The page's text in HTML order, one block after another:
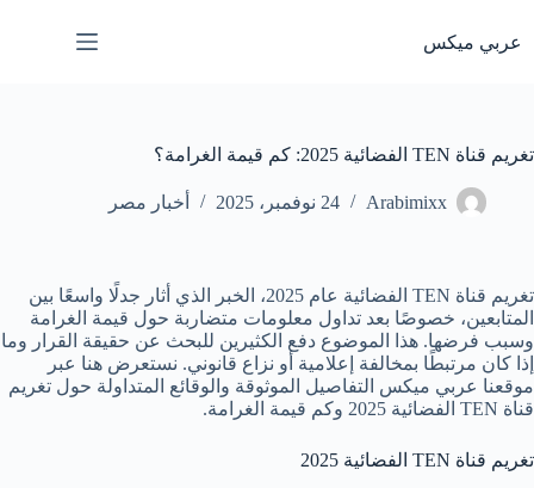
المحتوى
عربي ميكس
تغريم قناة TEN الفضائية 2025: كم قيمة الغرامة؟
Arabimixx 24 نوفمبر، 2025 أخبار مصر
تغريم قناة TEN الفضائية عام 2025، الخبر الذي أثار جدلًا واسعًا بين
المتابعين، خصوصًا بعد تداول معلومات متضاربة حول قيمة الغرامة
وسبب فرضها. هذا الموضوع دفع الكثيرين للبحث عن حقيقة القرار وما
إذا كان مرتبطًا بمخالفة إعلامية أو نزاع قانوني. نستعرض هنا عبر
موقعنا عربي ميكس التفاصيل الموثوقة والوقائع المتداولة حول تغريم
قناة TEN الفضائية 2025 وكم قيمة الغرامة.
تغريم قناة TEN الفضائية 2025